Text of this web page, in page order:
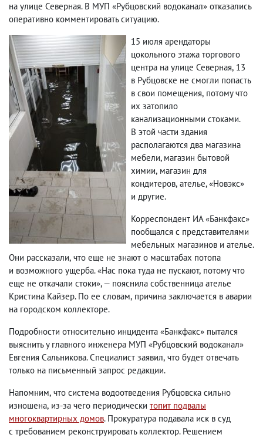
на улице Северная. В МУП «Рубцовский водоканал» отказались
оперативно комментировать ситуацию.
15 июля арендаторы
цокольного этажа торгового
центра на улице Северная, 13
в Рубцовске не смогли попасть
в свои помещения, потому что
их затопило
канализационными стоками.
В этой части здания
располагаются два магазина
мебели,магазин бытовой
химии, магазин для
кондитеров, ателье, «Новэкс»
и другие.
Корреспондент ИА «Банкфакс»
пообщался с представителями
мебельных магазинов и ателье.
Они рассказали, что еще не знают о масштабах потопа
и возможного ущерба. «Нас пока туда не пускают, потому что
еще не откачали стоки», — пояснила собственница ателье
Кристина Кайзер. По ее словам, причина заключается в аварии
на городском коллекторе.
Подробности относительно инцидента «Банкфакс» пытался
выяснить у главного инженера МУП «Рубцовский водоканал»
Евгения Сальникова. Специалист заявил, что будет отвечать
только на письменный запрос редакции.
Напомним, что система водоотведения Рубцовска сильно
изношена, из-за чего периодически топит подвалы
многоквартирных домов. Прокуратура подавала иск в суд
с требованием реконструировать коллектор. Решением